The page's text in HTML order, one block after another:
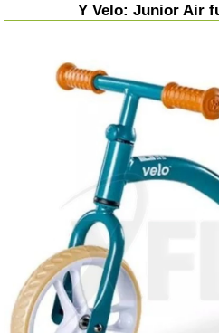
Y Velo: Junior Air